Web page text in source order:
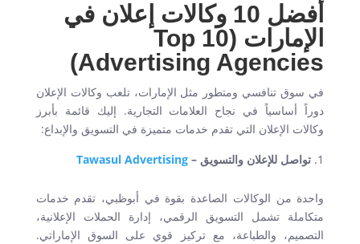
أفضل 10 وكالات إعلان في
الإمارات (Top 10
Advertising Agencies)
في سوق تنافسي ومتطور مثل الإمارات، تلعب وكالات الإعلان
دوراً أساسياً في نجاح العلامات التجارية. إليك قائمة بأبرز
وكالات الإعلان التي تقدم خدمات متميزة في التسويق والإبداع:
تواصل للإعلان والتسويق–
Tawasul Advertising
واحدة من الوكالات الصاعدة بقوة في أبوظبي، تقدم خدمات
متكاملة تشمل التسويق الرقمي، إدارة الحملات الإعلانية،
التصميم، والطباعة، مع تركيز قوي على السوق الإماراتي.